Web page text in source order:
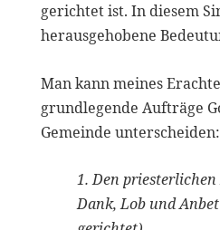
gerichtet ist. In diesem
herausgehobene
Man kann meines
grundlegende Aufträge
Gemeinde unterscheiden:
1. Den
Dank, Lob und